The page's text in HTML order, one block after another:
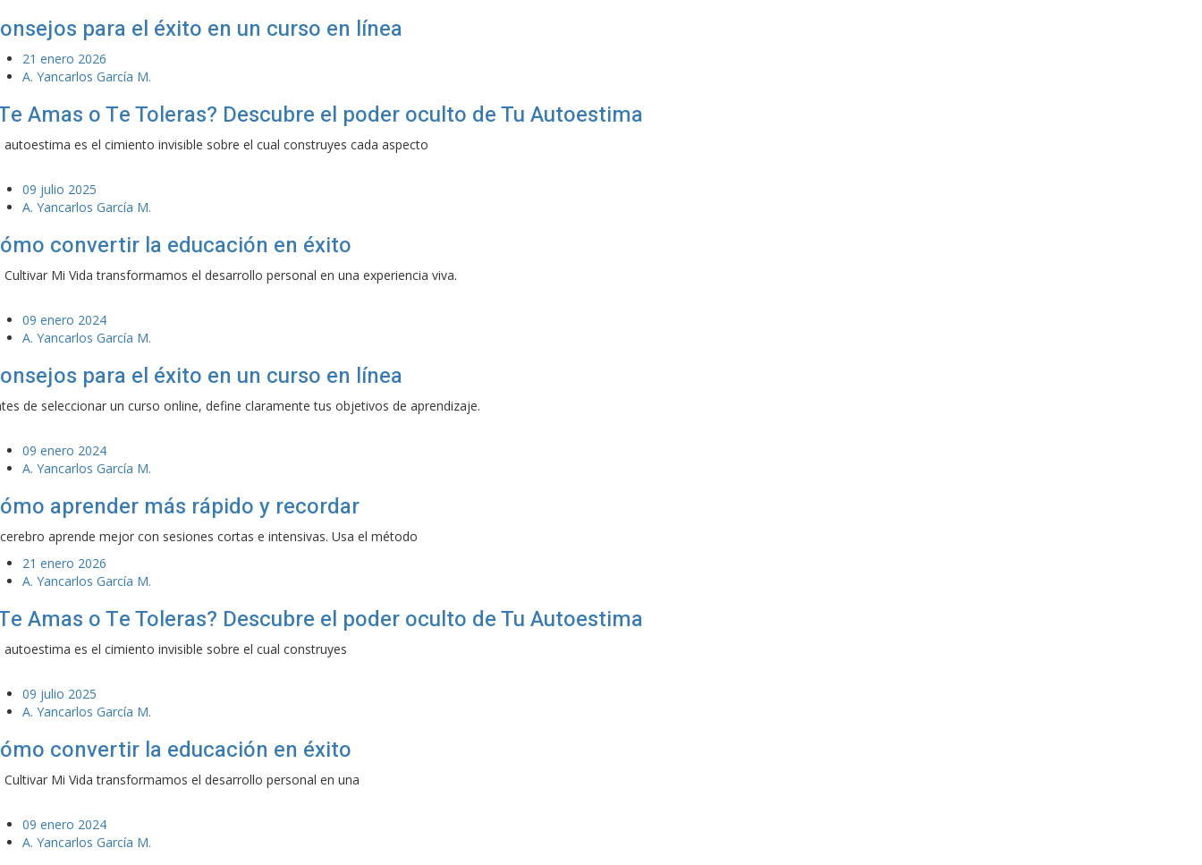
para el éxito en un curso en línea
21 enero 2026
A. Yancarlos García M.
Amas o Te Toleras? Descubre el poder oculto de Tu Autoestima
autoestima es el cimiento invisible sobre el cual construyes cada aspecto
09 julio 2025
A. Yancarlos García M.
convertir la educación en éxito
Cultivar Mi Vida transformamos el desarrollo personal en una experiencia viva.
09 enero 2024
A. Yancarlos García M.
para el éxito en un curso en línea
de seleccionar un curso online, define claramente tus objetivos de aprendizaje.
09 enero 2024
A. Yancarlos García M.
aprender más rápido y recordar
aprende mejor con sesiones cortas e intensivas. Usa el método
21 enero 2026
A. Yancarlos García M.
Amas o Te Toleras? Descubre el poder oculto de Tu Autoestima
autoestima es el cimiento invisible sobre el cual construyes
09 julio 2025
A. Yancarlos García M.
convertir la educación en éxito
Cultivar Mi Vida transformamos el desarrollo personal en una
09 enero 2024
A. Yancarlos García M.